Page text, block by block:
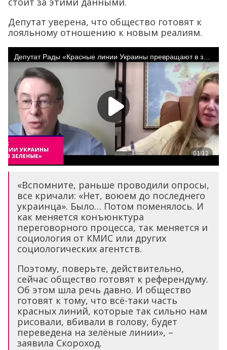
Депутат уверена, что общество готовят к
лояльному отношению к новым реалиям.
«Вспомните, раньше проводили опросы,
все кричали: «Нет, воюем до последнего
украинца». Было… Потом поменялось. И
как меняется конъюнктура
переговорного процесса, так меняется и
социология от КМИС или других
социологических агентств.
Поэтому, поверьте, действительно,
сейчас общество готовят к референдуму.
Об этом шла речь давно. И общество
готовят к тому, что всё-таки часть
красных линий, которые так сильно нам
рисовали, вбивали в голову, будет
переведена на зелёные линии», –
заявила Скороход.